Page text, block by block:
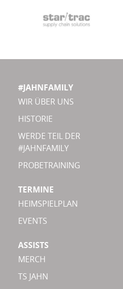
#JAHNFAMILY
WIR ÜBER UNS
HISTORIE
WERDE TEIL DER
#JAHNFAMILY
PROBETRAINING
TERMINE
HEIMSPIELPLAN
EVENTS
ASSISTS
MERCH
TS JAHN